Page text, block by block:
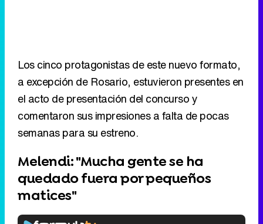
Los cinco protagonistas de este nuevo formato,
a excepción de Rosario, estuvieron presentes en
el acto de presentación del concurso y
comentaron sus impresiones a falta de pocas
semanas para su estreno.
Melendi: "Mucha gente se ha
quedado fuera por pequeños
matices"